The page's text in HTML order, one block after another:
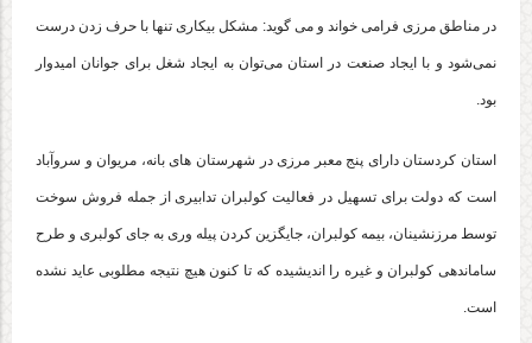
در مناطق مرزی فرامی خواند و می گوید: مشکل بیکاری تنها با حرف زدن درست
نمی‌شود و با ایجاد صنعت در استان می‌توان به ایجاد شغل برای جوانان امیدوار
بود.
استان کردستان دارای پنج معبر مرزی در شهرستان های بانه، مریوان و سروآباد
است که دولت برای تسهیل در فعالیت کولبران تدابیری از جمله فروش سوخت
توسط مرزنشینان، بیمه کولبران، جایگزین کردن پیله وری به جای کولبری و طرح
ساماندهی کولبران و غیره را اندیشیده که تا کنون هیچ نتیجه مطلوبی عاید نشده
است.